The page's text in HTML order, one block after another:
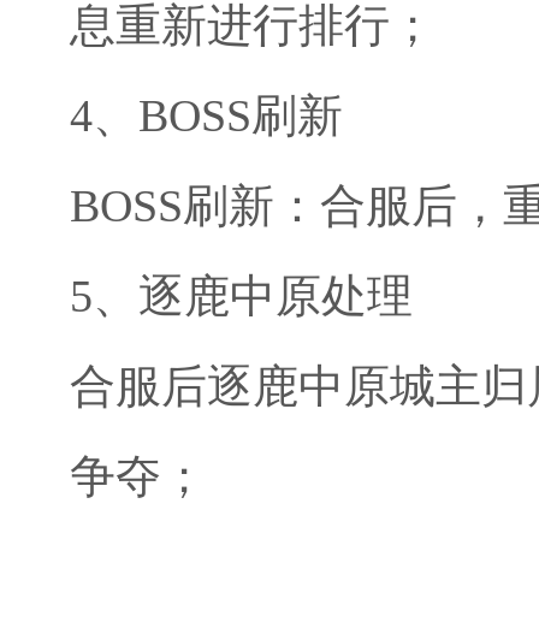
息重新进行排行；
4、BOSS刷新
BOSS刷新：合服后，
5、逐鹿中原处理
合服后逐鹿中原城主
争夺；